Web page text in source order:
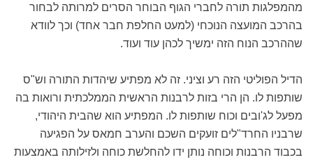
מהמפלגות תורה לחברי הגוף הבוחר הסרים למרותה לבחור
בהרכב המועצה הנוכחי (למעט החלפת חבר אחד) וכך לוודא
שההרכב הנוח הזה ימשיך לכהן עוד ועוד.
הדיל הפוליטי הזה רע וציני. זה לא מפתיע שיהדות התורה וש"ס
שותפות לו. הן הרי בזות לרבנות הראשית הממלכתית ורואות בה
מפעל לג'ובים וכוח שותפות לו. המפתיע הוא שהבית היהודי,
שרבניו החרד"לים זועקים השכם והערב חמאס על הפגיעה
בכבוד הרבנות וכוחה נותן ידו להחלשת כוחה ולזילותה באמצעות